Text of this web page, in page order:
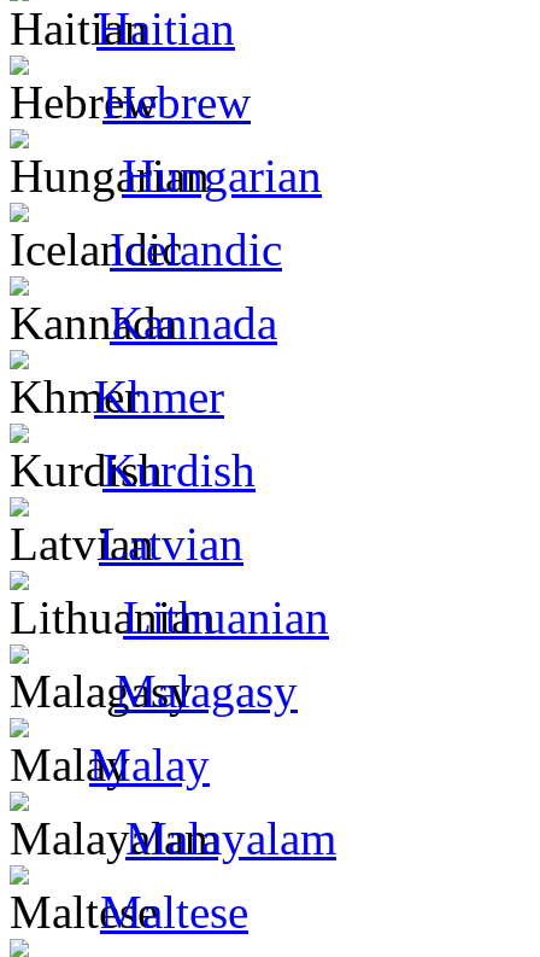
Haitian
Hebrew
Hungarian
Icelandic
Kannada
Khmer
Kurdish
Latvian
Lithuanian
Malagasy
Malay
Malayalam
Maltese